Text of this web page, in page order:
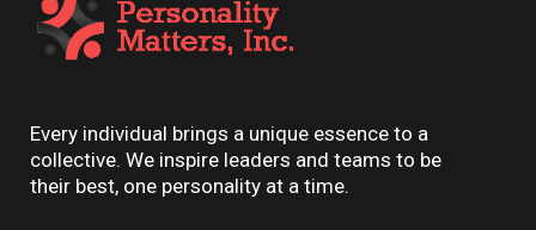
Every individual brings a unique essence to a
collective. We inspire leaders and teams to be
their best, one personality at a time.